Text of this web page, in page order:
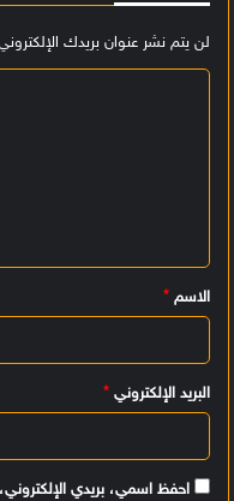
لن يتم نشر عنوان بريدك
ي
ق
الاسم *
البريد الإلكتروني *
احفظ اسمي، بريدي